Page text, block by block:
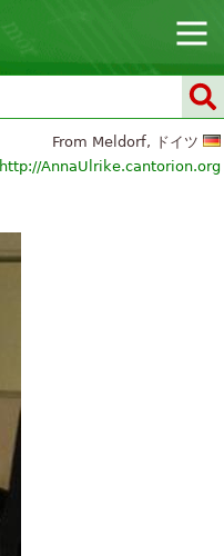
From Meldorf, ドイツ
http://AnnaUlrike.cantorion.org